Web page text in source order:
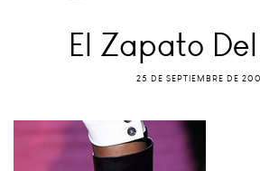
El Zapato
25 DE SEPTIEMBRE DE